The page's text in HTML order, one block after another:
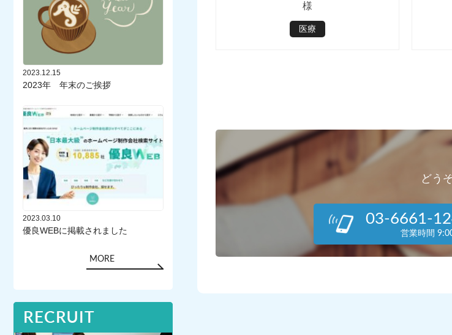
様
医療
どう
03-6661-
営業時間
2023.12.15
2023年 年末のご挨拶
2023.03.10
優良WEBに掲載されました
MORE